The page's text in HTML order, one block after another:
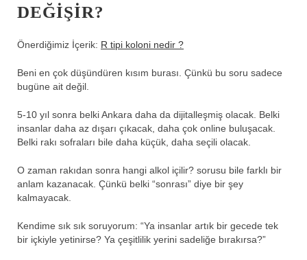
DEĞIŞIR?
Önerdiğimiz İçerik: R tipi koloni nedir ?
Beni en çok düşündüren kısım burası. Çünkü bu soru sadece
bugüne ait değil.
5-10 yıl sonra belki Ankara daha da dijitalleşmiş olacak. Belki
insanlar daha az dışarı çıkacak, daha çok online buluşacak.
Belki rakı sofraları bile daha küçük, daha seçili olacak.
O zaman rakıdan sonra hangi alkol içilir? sorusu bile farklı bir
anlam kazanacak. Çünkü belki “sonrası” diye bir şey
kalmayacak.
Kendime sık sık soruyorum: “Ya insanlar artık bir gecede tek
bir içkiyle yetinirse? Ya çeşitlilik yerini sadeliğe bırakırsa?”